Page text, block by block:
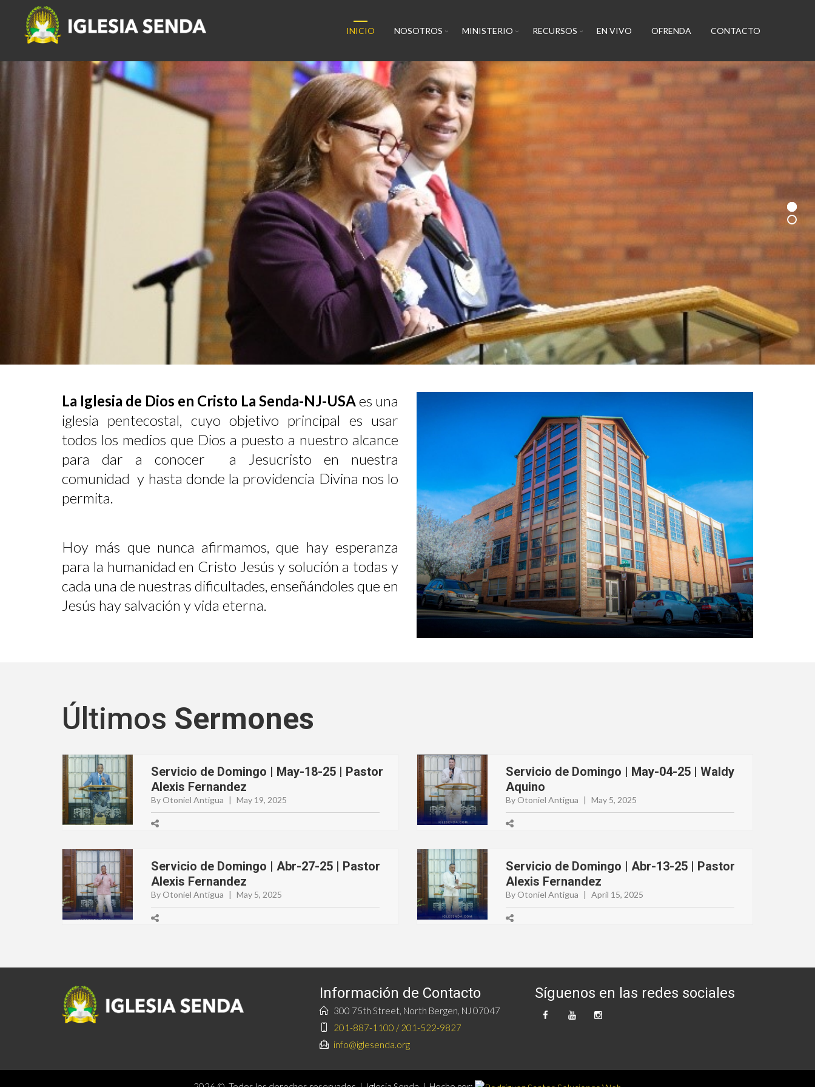
INICIO NOSOTROS MINISTERIO RECURSOS EN VIVO OFRENDA CONTACTO
La Iglesia de Dios en Cristo La Senda-NJ-USAes una
iglesia pentecostal, cuyo objetivo principal es usar
todos los medios que Dios a puesto a nuestro alcance
para dar a conocer a Jesucristo en nuestra
comunidad y hasta donde la providencia Divina nos lo
permita.
Hoy más que nunca afirmamos, que hay esperanza
para la humanidad en Cristo Jesús y solución a todas y
cada una de nuestras dificultades, enseñándoles que en
Jesús hay salvación y vida eterna.
Últimos Sermones
Servicio de Domingo | May-18-25 | Pastor
Alexis Fernandez
By Otoniel Antigua | May 19, 2025
Servicio de Domingo | May-04-25 | Waldy
Aquino
By Otoniel Antigua | May 5, 2025
Servicio de Domingo | Abr-27-25 | Pastor
Alexis Fernandez
By Otoniel Antigua | May 5, 2025
Servicio de Domingo | Abr-13-25 | Pastor
Alexis Fernandez
By Otoniel Antigua | April 15, 2025
Información de Contacto
300 75th Street, North Bergen, NJ 07047
201-887-1100 / 201-522-9827
info@iglesenda.org
Síguenos en las redes sociales